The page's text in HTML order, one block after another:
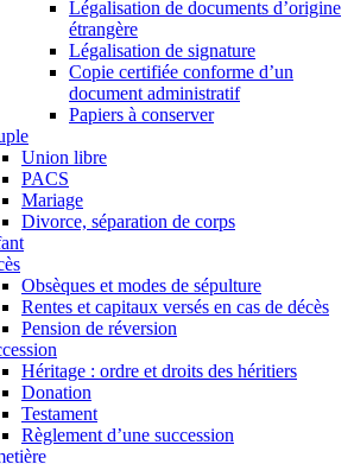
Légalisation de documents d’origine
étrangère
Légalisation de signature
Copie certifiée conforme d’un
document administratif
Papiers à conserver
Union libre
PACS
Mariage
Divorce, séparation de corps
Obsèques et modes de sépulture
Rentes et capitaux versés en cas de décès
Pension de réversion
Héritage : ordre et droits des héritiers
Donation
Testament
Règlement d’une succession